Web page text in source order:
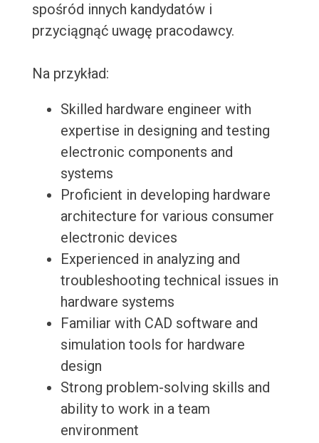
spośród innych kandydatów i
przyciągnąć uwagę pracodawcy.
Na przykład:
Skilled hardware engineer with
expertise in designing and testing
electronic components and
systems
Proficient in developing hardware
architecture for various consumer
electronic devices
Experienced in analyzing and
troubleshooting technical issues in
hardware systems
Familiar with CAD software and
simulation tools for hardware
design
Strong problem-solving skills and
ability to work in a team
environment